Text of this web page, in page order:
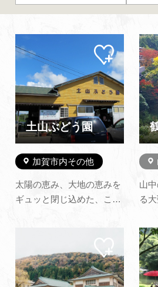
パンフレットダウンロード
写真ダウンロード
よくあるご質問・お問い合
プライバシーポリシー
土山ぶどう園
加賀市内その他
太陽の恵み、大地の恵みを
ギュッと閉じ込めた、こだ
当園には、全天候型のバー
ベキューハウスが併設して
マイ
ペー
ジに
追加
山
る
で
ま
が
型
ペー
ジに
追加